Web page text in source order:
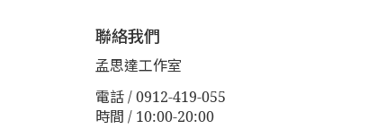
聯絡我們
孟思達工作室
電話 / 0912-419-055
時間 / 10:00-20:00